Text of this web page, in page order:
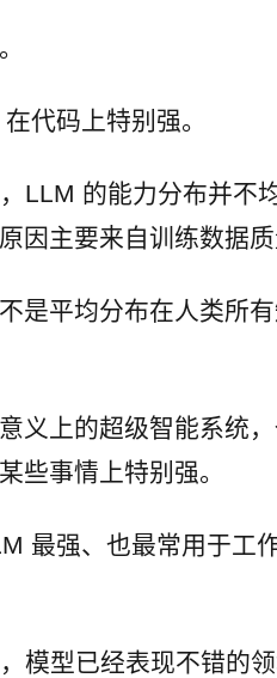
代码上特别强。
LLM 的能力分布并不
因主要来自训练数据
是平均分布在人类所
义上的超级智能系统
些事情上特别强。
最强、也最常用于工
模型已经表现不错的